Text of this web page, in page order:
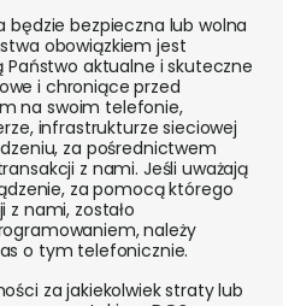
będzie bezpieczna lub wolna
obowiązkiem jest
Państwo aktualne i skuteczne
i chroniące przed
na swoim telefonie,
infrastrukturze sieciowej
za pośrednictwem
z nami. Jeśli uważają
za pomocą którego
z nami, zostało
należy
o tym telefonicznie.
za jakiekolwiek straty lub